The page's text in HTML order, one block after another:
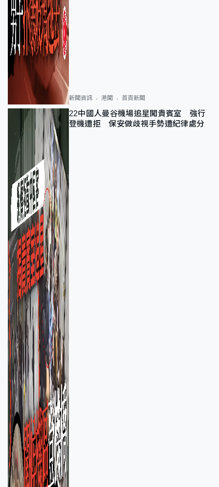
新聞資訊 港聞 首頁新聞
22中國人曼谷機場追星闖貴賓室 強行
登機遭拒 保安做歧視手勢遭紀律處分